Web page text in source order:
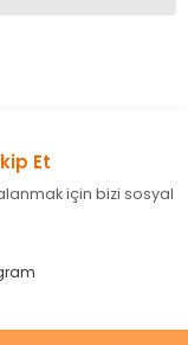
Et
için bizi sosyal